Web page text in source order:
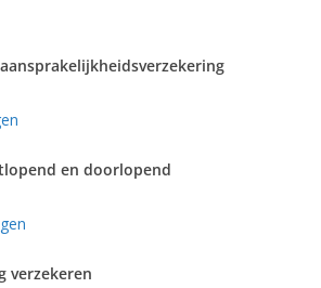
en doorlopend
verzekeren